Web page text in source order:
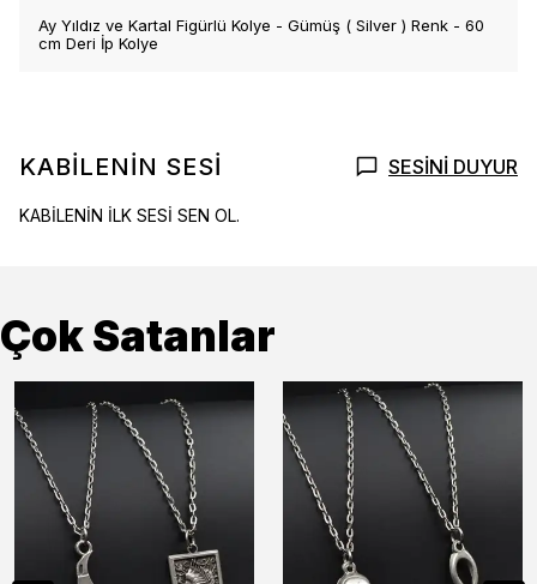
Ay Yıldız ve Kartal Figürlü Kolye - Gümüş ( Silver ) Renk - 60
cm Deri İp Kolye
KABİLENİN SESİ SESİNİ DUYUR
KABİLENİN İLK SESİ SEN OL.
Çok Satanlar